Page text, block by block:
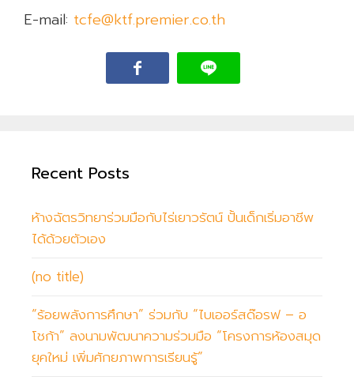
E-mail: tcfe@ktf.premier.co.th
Recent Posts
ห้างฉัตรวิทยาร่วมมือกับไร่เยาวรัตน์ ปั้นเด็กเริ่มอาชีพ
ได้ด้วยตัวเอง
(no title)
“ร้อยพลังการศึกษา” ร่วมกับ “ไบเออร์สด๊อรฟ – อ
โชก้า” ลงนามพัฒนาความร่วมมือ “โครงการห้องสมุด
ยุคใหม่ เพิ่มศักยภาพการเรียนรู้”